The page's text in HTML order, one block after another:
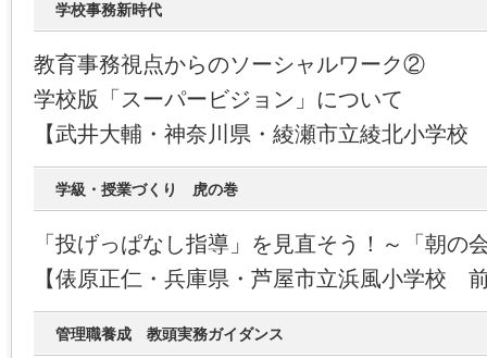
学校事務新時代
教育事務視点からのソーシャルワーク②
学校版「スーパービジョン」について
【武井大輔・神奈川県・綾瀬市立綾北小学
学級・授業づくり 虎の巻
「投げっぱなし指導」を見直そう！～「朝の
【俵原正仁・兵庫県・芦屋市立浜風小学校
管理職養成 教頭実務ガイダンス